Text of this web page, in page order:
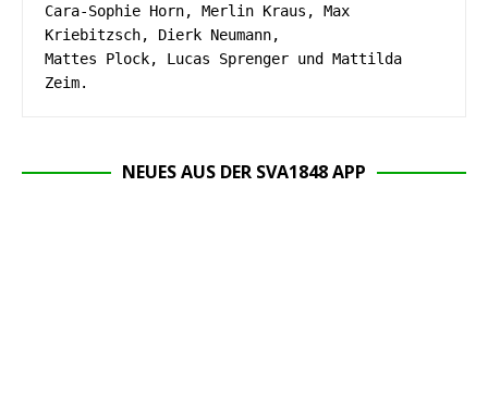
Cara-Sophie Horn, Merlin Kraus, Max
Kriebitzsch, Dierk Neumann,
Mattes Plock, Lucas Sprenger und Mattilda
Zeim.
NEUES AUS DER SVA1848 APP